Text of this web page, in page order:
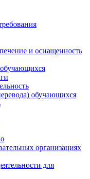
и оснащенность
обучающихся
организациях
для